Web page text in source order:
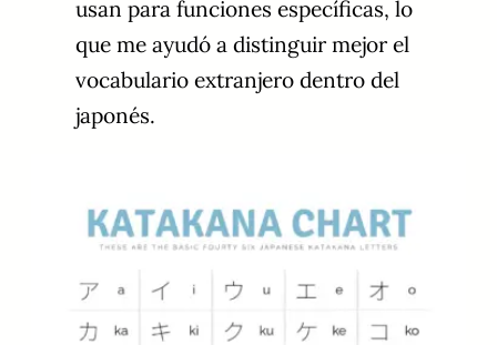
usan para funciones específicas, lo
que me ayudó a distinguir mejor el
vocabulario extranjero dentro del
japonés.